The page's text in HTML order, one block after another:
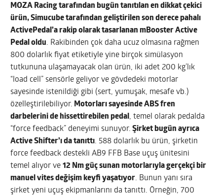
MOZA Racing tarafından bugün tanıtılan en dikkat çekici
ürün, Simucube tarafından geliştirilen son derece pahalı
ActivePedal’a rakip olarak tasarlanan mBooster Active
Pedal oldu. Rakibinden çok daha ucuz olmasına rağmen
800 dolarlık fiyat etiketiyle yine birçok simülasyon
tutkununa ulaşamayacak olan ürün, iki adet 200 kg’lık
“load cell” sensörle geliyor ve gövdedeki motorlar
sayesinde istenildiği gibi (sert, yumuşak, mesafe vb.)
özelleştirilebiliyor. Motorları sayesinde ABS fren
darbelerini de hissettirebilen pedal , temel olarak pedalda
“force feedback” deneyimi sunuyor. Şirket bugün ayrıca
Active Shifter’ı da tanıttı. 588 dolarlık bu ürün, şirketin
force feedback destekli AB9 FFB Base uçuş ünitesini
temel alıyor ve12 Nm güç sunan motorlarıyla gerçekçi bir
manuel vites değişim keyfi yaşatıyor. Bunun yanı sıra
şirket yeni uçuş ekipmanlarını da tanıttı. Örneğin, 700